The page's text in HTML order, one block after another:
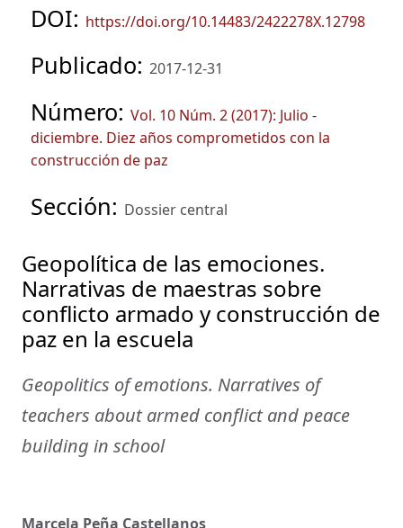
DOI: https://doi.org/10.14483/2422278X.12798
Publicado: 2017-12-31
Número: Vol. 10 Núm. 2 (2017): Julio -
diciembre. Diez años comprometidos con la
construcción de paz
Sección: Dossier central
Geopolítica de las emociones.
Narrativas de maestras sobre
conflicto armado y construcción de
paz en la escuela
Geopolitics of emotions. Narratives of
teachers about armed conflict and peace
building in school
Marcela Peña Castellanos